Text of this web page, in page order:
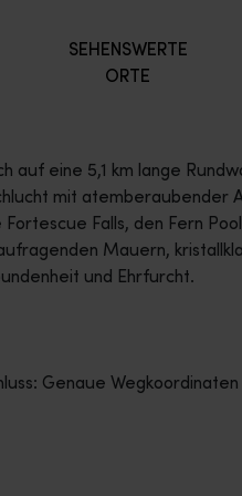
SEHENSWERTE
ORTE
auf eine 5,1 km lange
mit atemberaubender
Falls, den Fern
Mauern,
und Ehrfurcht.
Genaue